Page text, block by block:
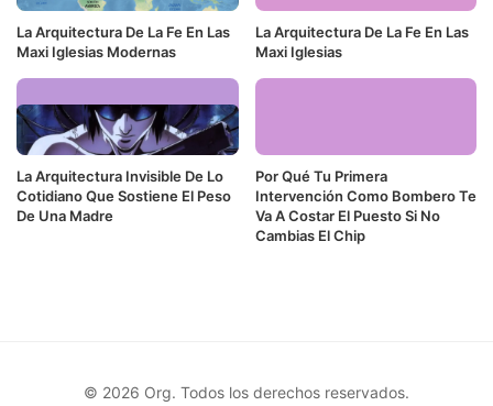
La Arquitectura De La Fe En Las
Maxi Iglesias Modernas
La Arquitectura De La Fe En Las
Maxi Iglesias
La Arquitectura Invisible De Lo
Cotidiano Que Sostiene El Peso
De Una Madre
Por Qué Tu Primera
Intervención Como Bombero Te
Va A Costar El Puesto Si No
Cambias El Chip
© 2026 Org. Todos los derechos reservados.